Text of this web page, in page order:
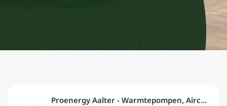
Proenergy Aalter - Warmtepompen, Airco & Zonnepanelen